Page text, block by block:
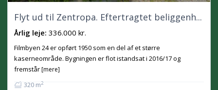
Flyt ud til Zentropa. Eftertragtet beliggenh...
Årlig leje: 336.000 kr.
Filmbyen 24 er opført 1950 som en del af et større
kaserneområde. Bygningen er flot istandsat i 2016/17 og
fremstår[mere]
320 m2